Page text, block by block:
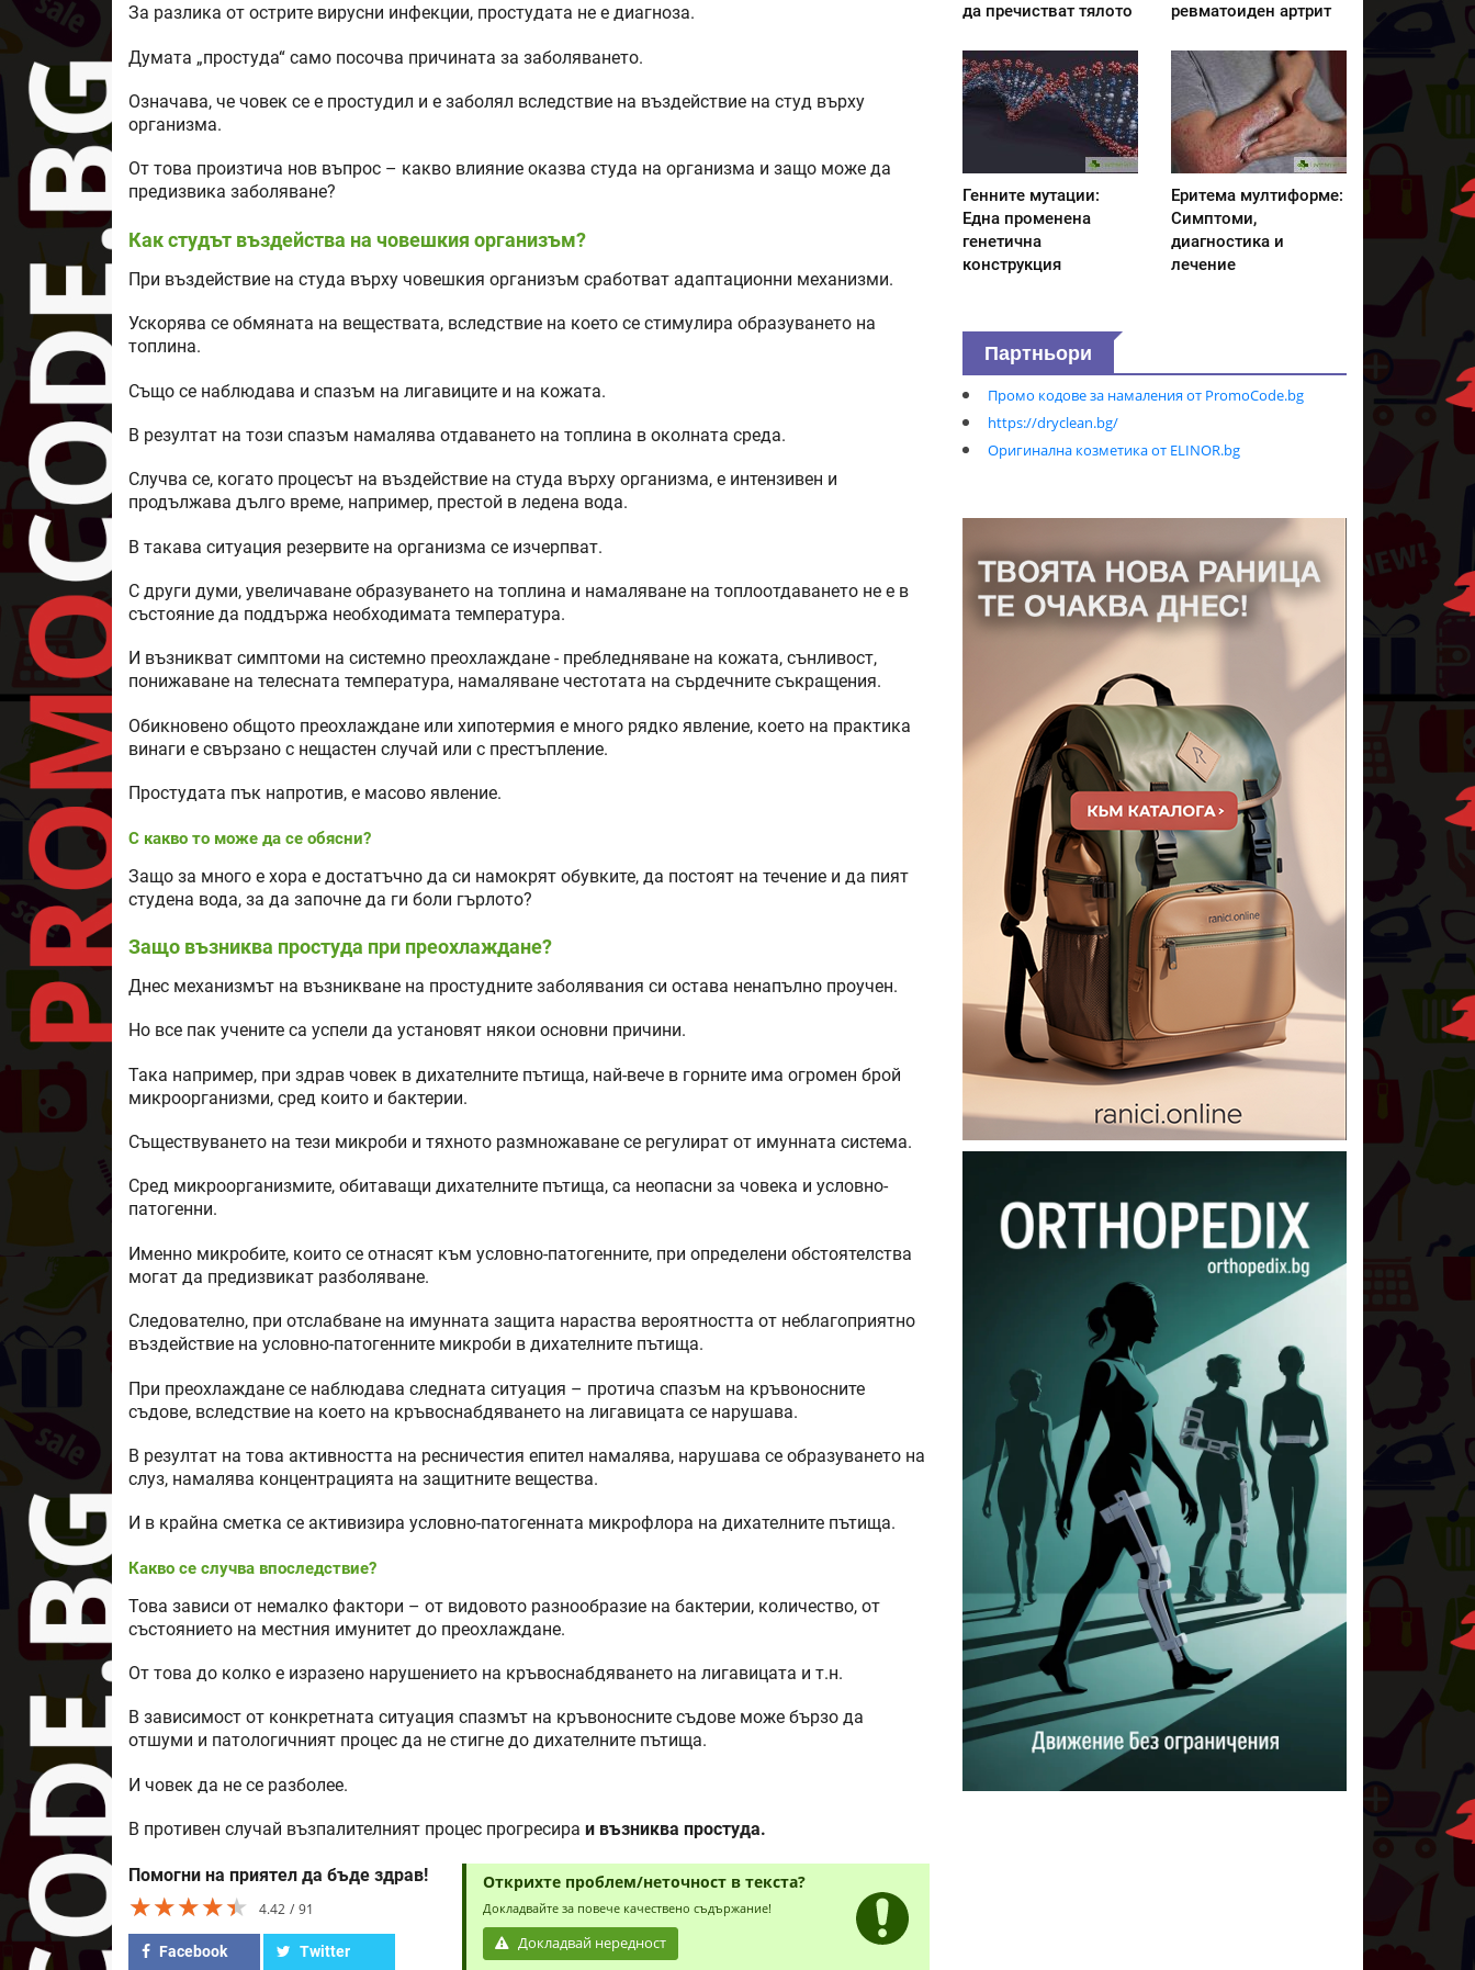
За разлика от острите вирусни инфекции, простудата не е диагноза.
Думата „простуда“ само посочва причината за заболяването.
Означава, че човек се е простудил и е заболял вследствие на въздействие на студ върху
организма.
От това произтича нов въпрос – какво влияние оказва студа на организма и защо може да
предизвика заболяване?
Как студът въздейства на човешкия организъм?
При въздействие на студа върху човешкия организъм сработват адаптационни механизми.
Ускорява се обмяната на веществата, вследствие на което се стимулира образуването на
топлина.
Също се наблюдава и спазъм на лигавиците и на кожата.
В резултат на този спазъм намалява отдаването на топлина в околната среда.
Случва се, когато процесът на въздействие на студа върху организма, е интензивен и
продължава дълго време, например, престой в ледена вода.
В такава ситуация резервите на организма се изчерпват.
С други думи, увеличаване образуването на топлина и намаляване на топлоотдаването не е в
състояние да поддържа необходимата температура.
И възникват симптоми на системно преохлаждане - пребледняване на кожата, сънливост,
понижаване на телесната температура, намаляване честотата на сърдечните съкращения.
Обикновено общото преохлаждане или хипотермия е много рядко явление, което на практика
винаги е свързано с нещастен случай или с престъпление.
Простудата пък напротив, е масово явление.
С какво то може да се обясни?
Защо за много е хора е достатъчно да си намокрят обувките, да постоят на течение и да пият
студена вода, за да започне да ги боли гърлото?
Защо възниква простуда при преохлаждане?
Днес механизмът на възникване на простудните заболявания си остава ненапълно проучен.
Но все пак учените са успели да установят някои основни причини.
Така например, при здрав човек в дихателните пътища, най-вече в горните има огромен брой
микроорганизми, сред които и бактерии.
Съществуването на тези микроби и тяхното размножаване се регулират от имунната система.
Сред микроорганизмите, обитаващи дихателните пътища, са неопасни за човека и условно-
патогенни.
Именно микробите, които се отнасят към условно-патогенните, при определени обстоятелства
могат да предизвикат разболяване.
Следователно, при отслабване на имунната защита нараства вероятността от неблагоприятно
въздействие на условно-патогенните микроби в дихателните пътища.
При преохлаждане се наблюдава следната ситуация – протича спазъм на кръвоносните
съдове, вследствие на което на кръвоснабдяването на лигавицата се нарушава.
В резултат на това активността на ресничестия епител намалява, нарушава се образуването на
слуз, намалява концентрацията на защитните вещества.
И в крайна сметка се активизира условно-патогенната микрофлора на дихателните пътища.
Какво се случва впоследствие?
Това зависи от немалко фактори – от видовото разнообразие на бактерии, количество, от
състоянието на местния имунитет до преохлаждане.
От това до колко е изразено нарушението на кръвоснабдяването на лигавицата и т.н.
В зависимост от конкретната ситуация спазмът на кръвоносните съдове може бързо да
отшуми и патологичният процес да не стигне до дихателните пътища.
И човек да не се разболее.
В противен случай възпалителният процес прогресира и възниква простуда.
Помогни на приятел да бъде здрав!
★★★★★
★★★★★
★★★★★ 4.42 91
Facebook Twitter
Открихте проблем/неточност в текста?
Докладвайте за повече качествено съдържание!
Докладвай нередност
да пречистват тялото
ревматоиден артрит
Генните мутации:
Една променена
генетична
конструкция
Еритема мултиформе:
Симптоми,
диагностика и
лечение
Партньори
Промо кодове за намаления от PromoCode.bg
https://dryclean.bg/
Оригинална козметика от ELINOR.bg